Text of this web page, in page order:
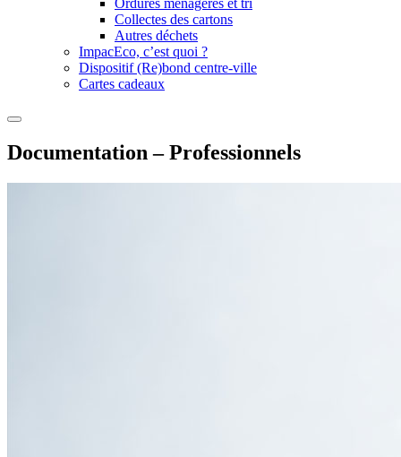
Ordures ménagères et tri
Collectes des cartons
Autres déchets
ImpacEco, c’est quoi ?
Dispositif (Re)bond centre-ville
Cartes cadeaux
Documentation – Professionnels